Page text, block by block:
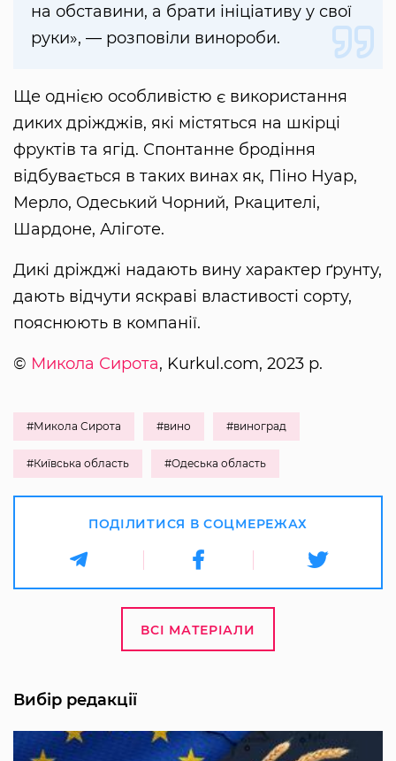
на обставини, а брати ініціативу у свої
руки», — розповіли винороби.
Ще однією особливістю є використання
диких дріжджів, які містяться на шкірці
фруктів та ягід. Спонтанне бродіння
відбувається в таких винах як, Піно Нуар,
Мерло, Одеський Чорний, Ркацителі,
Шардоне, Аліготе.
Дикі дріжджі надають вину характер ґрунту,
дають відчути яскраві властивості сорту,
пояснюють в компанії.
© Микола Сирота, Kurkul.com, 2023 р.
#Микола Сирота #вино #виноград
#Київська область #Одеська область
ПОДІЛИТИСЯ В СОЦМЕРЕЖАХ
ВСІ МАТЕРІАЛИ
Вибір редакції